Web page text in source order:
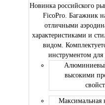
Новинка российского
FicoPro. Багажник
отличными
характеристиками и
видом.
инструментом для
высокими
Максимальная